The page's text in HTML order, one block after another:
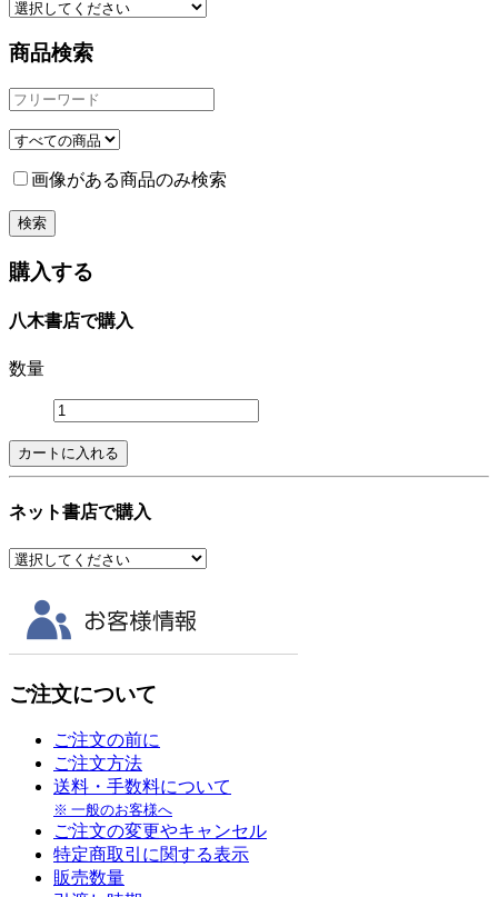
商品検索
画像がある商品のみ検索
購入する
八木書店で購入
数量
ネット書店で購入
ご注文について
ご注文の前に
ご注文方法
送料・手数料について
※ 一般のお客様へ
ご注文の変更やキャンセル
特定商取引に関する表示
販売数量